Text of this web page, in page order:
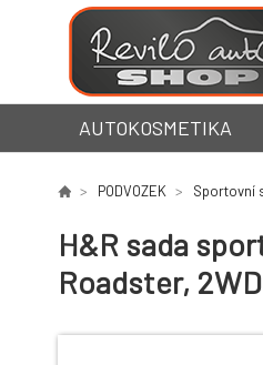
AUTOKOSMETIKA
PODVOZEK Sportovní
H&R sada
Roadster,